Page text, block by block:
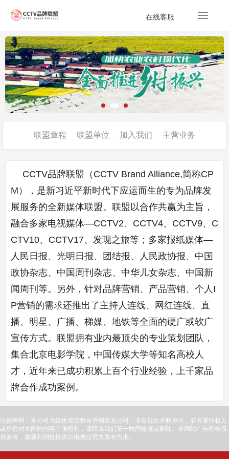
T
g
g
l
i
i
o
n
在线客服
联盟章程 联盟单位 加入我们 主营业务
CCTV品牌联盟（CCTV Brand Alliance,简称CP
M），是新习近平新时代下应运而生的专为品牌发
展服务的全新媒体联盟。联盟以合作共赢为主旨，
融合多家电视媒体—CCTV2、CCTV4、CCTV9、C
CTV10、CCTV17、发现之旅等；多家报纸媒体—
人民日报、光明日报、团结报、人民政协报、中国
政协杂志、中国周刊杂志、中华儿女杂志、中国新
闻周刊等。另外，针对品牌营销、产品营销、个人I
P营销的需求还推出了主持人连线、网红连线、直
播、明星、广播、梯媒、地铁等全面的硬广或软广
宣传方式。联盟拥有业内最顶尖的专业策划团队，
集合北京电影学院，中国传媒大学等知名高校人
才，近年来已成功积累上百个行业经验，上千家品
牌合作成功案例。
法律声明：本公司为媒体资源整合营销策划公司，非电视台关联单位，若有著作权人
或单位对本网站内容主张权利，请联系我们第一时间修改或删除。本网站广告价格仅
供参考，最新刊例价格请以电视台官方发布为准。